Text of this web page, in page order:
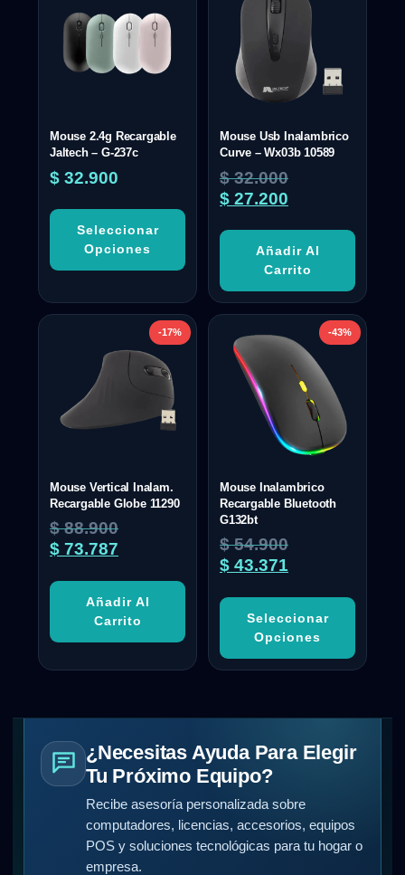
Mouse 2.4g Recargable
Jaltech – G-237c
$ 32.900
Seleccionar
Opciones
Mouse Usb Inalambrico
Curve – Wx03b 10589
$32.000
$ 27.200
Añadir Al
Carrito
-17%
Mouse Vertical Inalam.
Recargable Globe 11290
$88.900
$ 73.787
Añadir Al
Carrito
-43%
Mouse Inalambrico
Recargable Bluetooth
G132bt
$54.900
$ 43.371
Seleccionar
Opciones
¿Necesitas Ayuda Para Elegir
Tu Próximo Equipo?
Recibe asesoría personalizada sobre
computadores, licencias, accesorios, equipos
POS y soluciones tecnológicas para tu hogar o
empresa.